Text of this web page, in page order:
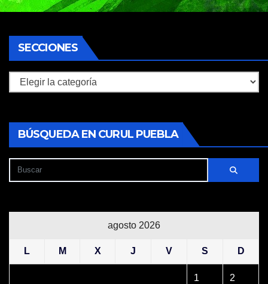
SECCIONES
Secciones
BÚSQUEDA EN CURUL PUEBLA
agosto 2026
L M X J V S D
1 2